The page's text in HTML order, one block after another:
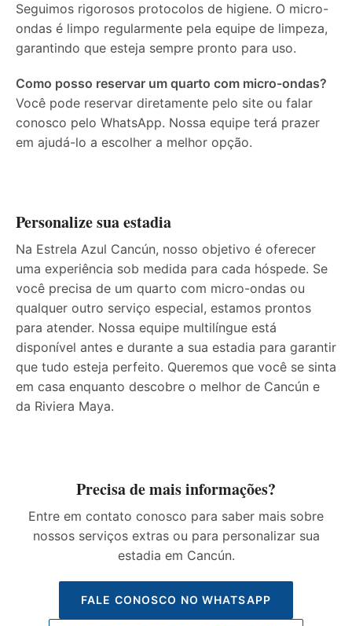
Seguimos rigorosos protocolos de higiene. O micro-
ondas é limpo regularmente pela equipe de limpeza,
garantindo que esteja sempre pronto para uso.
Como posso reservar um quarto com micro-ondas?
Você pode reservar diretamente pelo site ou falar
conosco pelo WhatsApp. Nossa equipe terá prazer
em ajudá-lo a escolher a melhor opção.
Personalize sua estadia
Na Estrela Azul Cancún, nosso objetivo é oferecer
uma experiência sob medida para cada hóspede. Se
você precisa de um quarto com micro-ondas ou
qualquer outro serviço especial, estamos prontos
para atender. Nossa equipe multilíngue está
disponível antes e durante a sua estadia para garantir
que tudo esteja perfeito. Queremos que você se sinta
em casa enquanto descobre o melhor de Cancún e
da Riviera Maya.
Precisa de mais informações?
Entre em contato conosco para saber mais sobre
nossos serviços extras ou para personalizar sua
estadia em Cancún.
FALE CONOSCO NO WHATSAPP